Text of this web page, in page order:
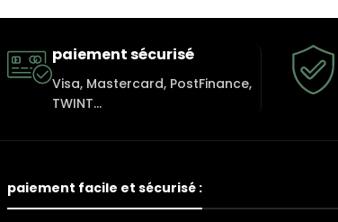
paiement sécurisé
Visa, Mastercard, PostFinance,
TWINT...
paiement facile et sécurisé :